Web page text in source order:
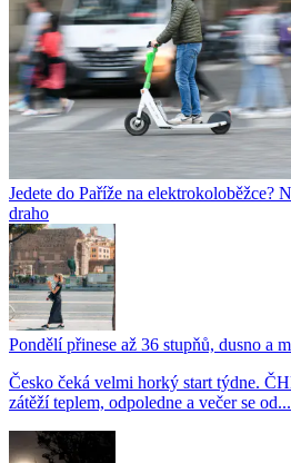
Jedete do Paříže na elektrokoloběžce?
draho
Pondělí přinese až 36 stupňů, dusno a
Česko čeká velmi horký start týdne.
zátěží teplem, odpoledne a večer se od...